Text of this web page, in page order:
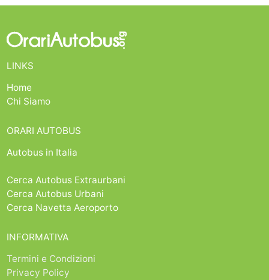
LINKS
Home
Chi Siamo
ORARI AUTOBUS
Autobus in Italia
Cerca Autobus Extraurbani
Cerca Autobus Urbani
Cerca Navetta Aeroporto
INFORMATIVA
Termini e Condizioni
Privacy Policy